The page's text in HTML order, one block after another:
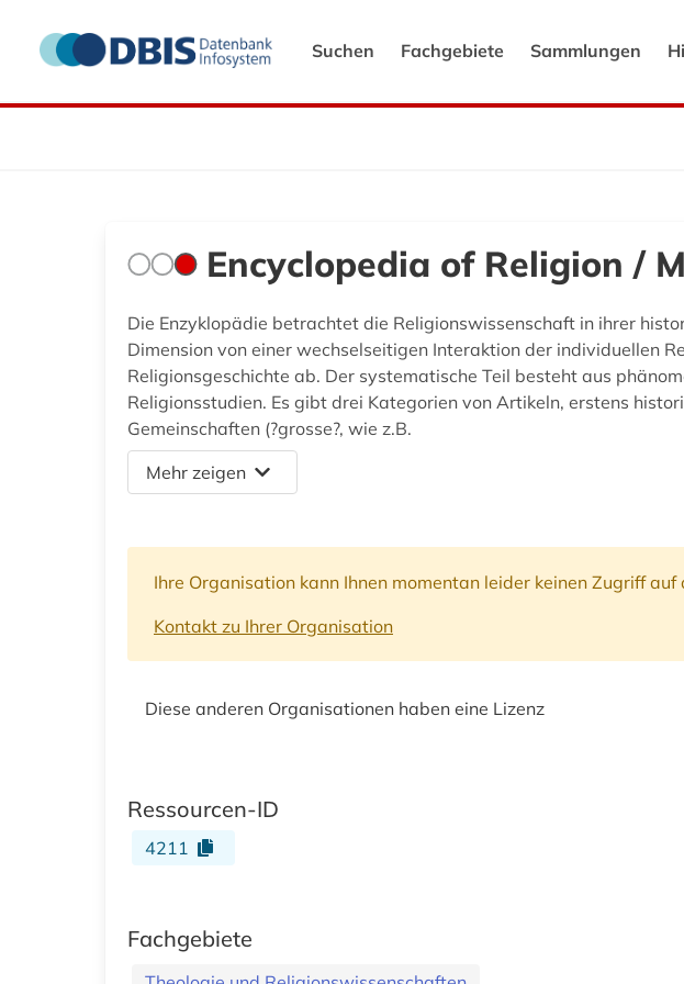
Suchen Fachgebiete Sammlungen
Encyclopedia of Religion /
Die Enzyklopädie betrachtet die Religionswissenschaft in ihrer
Dimension von einer wechselseitigen Interaktion der individuellen
Religionsgeschichte ab. Der systematische Teil besteht aus
Religionsstudien. Es gibt drei Kategorien von Artikeln, erstens
Gemeinschaften (?grosse?, wie z.B.
Mehr zeigen
Ihre Organisation kann Ihnen momentan leider keinen Zugriff
Kontakt zu Ihrer Organisation
Diese anderen Organisationen haben eine Lizenz
Ressourcen-ID
4211
Fachgebiete